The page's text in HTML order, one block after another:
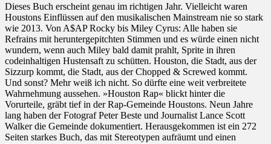
Dieses Buch erscheint genau im richtigen Jahr. Vielleicht waren
Houstons Einflüssen auf den musikalischen Mainstream nie so stark
wie 2013. Von A$AP Rocky bis Miley Cyrus: Alle haben sie
Refrains mit heruntergepitchten Stimmen und es würde einen nicht
wundern, wenn auch Miley bald damit prahlt, Sprite in ihren
codeinhaltigen Hustensaft zu schütten. Houston, die Stadt, aus der
Sizzurp kommt, die Stadt, aus der Chopped & Screwed kommt.
Und sonst? Mehr weiß ich nicht. So dürfte eine weit verbreitete
Wahrnehmung aussehen. »Houston Rap« blickt hinter die
Vorurteile, gräbt tief in der Rap-Gemeinde Houstons. Neun Jahre
lang haben der Fotograf Peter Beste und Journalist Lance Scott
Walker die Gemeinde dokumentiert. Herausgekommen ist ein 272
Seiten starkes Buch, das mit Stereotypen aufräumt und einen